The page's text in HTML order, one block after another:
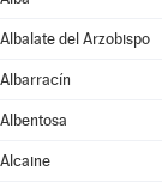
Albalate del Arzobispo
Albarracín
Albentosa
Alcaine